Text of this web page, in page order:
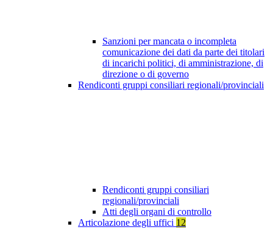
Sanzioni per mancata o incompleta
comunicazione dei dati da parte dei titolari
di incarichi politici, di amministrazione, di
direzione o di governo
Rendiconti gruppi consiliari regionali/provinciali
Rendiconti gruppi consiliari
regionali/provinciali
Atti degli organi di controllo
Articolazione degli uffici 12